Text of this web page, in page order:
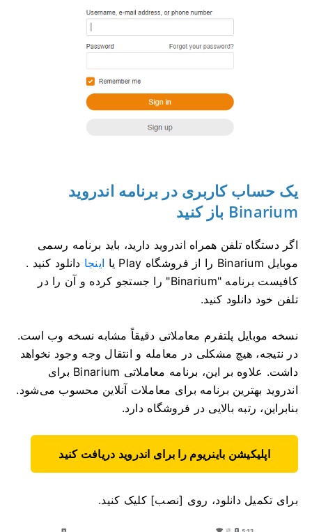
یک حساب کاربری در برنامه اندروید
Binarium باز کنید
اگر دستگاه تلفن همراه اندروید دارید، باید برنامه رسمی
موبایل Binarium را از فروشگاه Play یا
اینجا دانلود کنید .
کافیست برنامه "Binarium" را جستجو کرده و آن را در
تلفن خود دانلود کنید.
نسخه موبایل پلتفرم معاملاتی دقیقاً مشابه نسخه وب است.
در نتیجه، هیچ مشکلی در معامله و انتقال وجه وجود نخواهد
داشت. علاوه بر این، برنامه معاملاتی Binarium برای
اندروید بهترین برنامه برای معاملات آنلاین محسوب می‌شود.
بنابراین، رتبه بالایی در فروشگاه دارد.
اپلیکیشن باینریوم را برای اندروید دریافت کنید
برای تکمیل دانلود، روی [نصب] کلیک کنید.